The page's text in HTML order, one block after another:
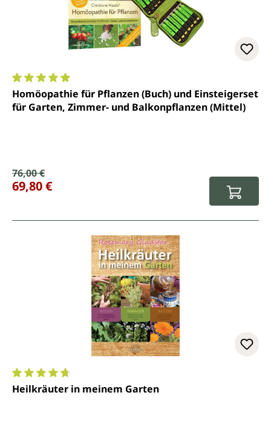
Durchschnittliche Bewertung von 5 von 5 Sternen
Homöopathie für Pflanzen (Buch) und Einsteigerset
für Garten, Zimmer- und Balkonpflanzen (Mittel)
Verkaufspreis:
Regulärer Preis:
76,00 €
69,80 €
Durchschnittliche Bewertung von 4.7 von 5 Sternen
Heilkräuter in meinem Garten